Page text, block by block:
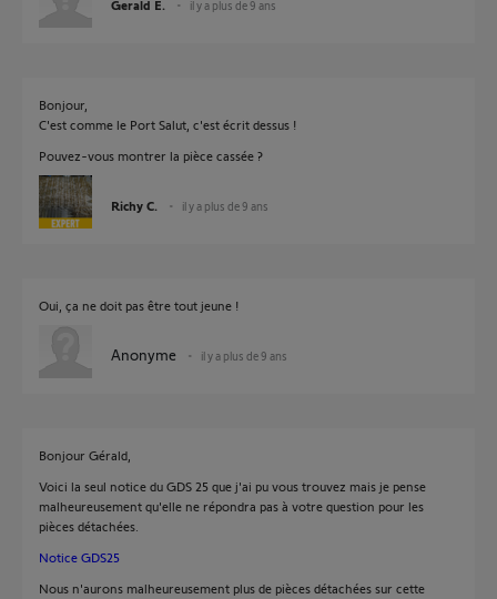
Gerald E. il y a plus de 9 ans
Bonjour,
C'est comme le Port Salut, c'est écrit dessus !
Pouvez-vous montrer la pièce cassée ?
Richy C. il y a plus de 9 ans
Oui, ça ne doit pas être tout jeune !
Anonyme il y a plus de 9 ans
Bonjour Gérald,
Voici la seul notice du GDS 25 que j'ai pu vous trouvez mais je pense
malheureusement qu'elle ne répondra pas à votre question pour les
pièces détachées.
Notice GDS25
Nous n'aurons malheureusement plus de pièces détachées sur cette